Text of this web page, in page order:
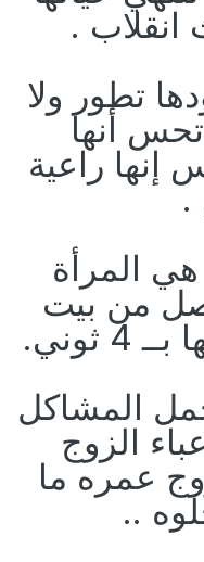
انقلاب .
تطور ولا
أنها
إنها راعية
.
المرأة
من بيت
ثوني.
المشاكل
الزوج
عمره ما
..